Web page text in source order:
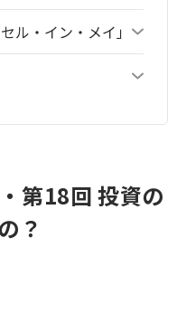
ル・イン・メイ」
第18回 投資の
？